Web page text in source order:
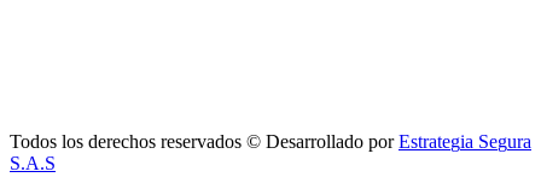
Todos los derechos reservados © Desarrollado porEstrategia Segura
S.A.S